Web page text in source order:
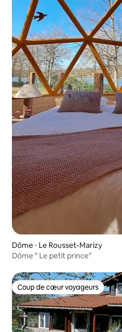
Dôme ⋅ Le Rousset-Marizy
Dôme " Le petit prince"
Coup de cœur voyageurs
Coup de cœur voyageurs